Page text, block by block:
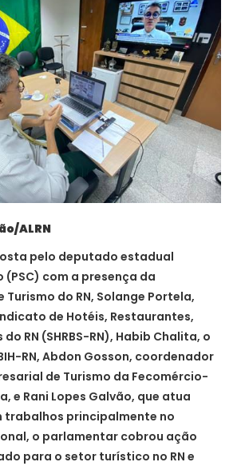
ALRN
pelo deputado estadual
(PSC) com a presença da
do RN, Solange Portela,
de Hotéis, Restaurantes,
RN (SHRBS-RN), Habib Chalita, o
RN, Abdon Gosson, coordenador
de Turismo da Fecomércio-
e Rani Lopes Galvão, que atua
trabalhos principalmente no
o parlamentar cobrou ação
para o setor turístico no RN e